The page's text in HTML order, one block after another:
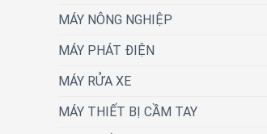
MÁY NÔNG NGHIỆP
MÁY PHÁT ĐIỆN
MÁY RỬA XE
MÁY THIẾT BỊ CẦM TAY